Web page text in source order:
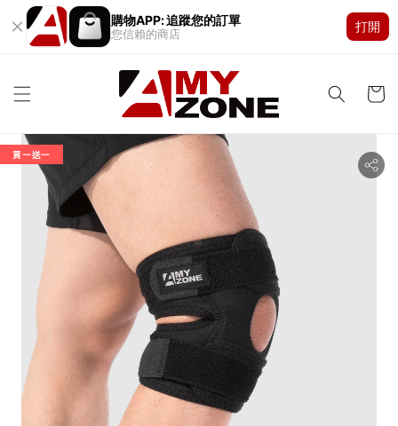
購物APP: 追蹤您的訂單
您信賴的商店
打開
買一送一